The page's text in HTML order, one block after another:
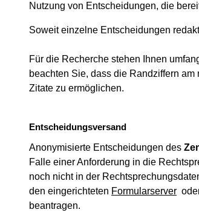
Nutzung von Entscheidungen, die
Soweit einzelne Entscheidungen
Für die Recherche stehen Ihnen
beachten Sie, dass die Randziffern
Zitate zu ermöglichen.
Entscheidungsversand
Anonymisierte Entscheidungen des
Falle einer Anforderung in die
noch nicht in der
den eingerichteten Formularserver
beantragen.